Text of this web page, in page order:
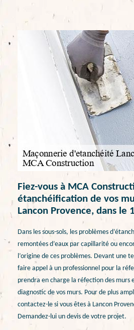
Fiez-vous à MCA
étanchéification de vos
Lancon Provence, dans le
Dans les sous-sols, les problèmes
remontées d’eaux par capillarité ou
l’origine de ces problèmes. Devant une
faire appel à un professionnel pour la
prendra en charge la réfection des murs
diagnostic de vos murs. Pour de plus
contactez-le si vous êtes à Lancon
Demandez-lui un devis de votre projet.